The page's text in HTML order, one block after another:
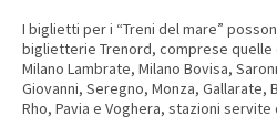
I biglietti per i “Treni del mare”
biglietterie Trenord, comprese quelle
Milano Lambrate, Milano Bovisa,
Giovanni, Seregno, Monza, Gallarate,
Rho, Pavia e Voghera, stazioni servite